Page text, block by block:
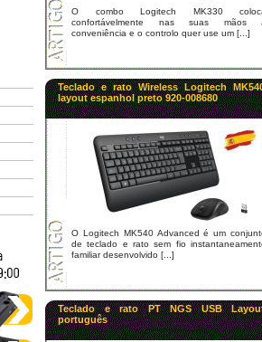
O combo Logitech MK330
confortávelmente nas suas mãos
conveniência e o controlo quer use um [...]
Teclado e rato Wireless Logitech
layout espanhol preto 920-008680
O Logitech MK540 Advanced é um
de teclado e rato sem fio
familiar desenvolvido [...]
Teclado e rato PT NGS USB
português